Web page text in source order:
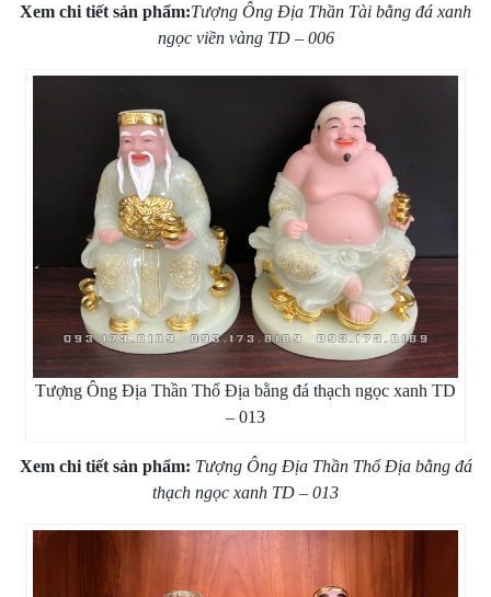
Xem chi tiết sản phẩm:Tượng Ông Địa Thần Tài bằng đá xanh
ngọc viền vàng TD – 006
Tượng Ông Địa Thần Thổ Địa bằng đá thạch ngọc xanh TD
– 013
Xem chi tiết sản phẩm: Tượng Ông Địa Thần Thổ Địa bằng đá
thạch ngọc xanh TD – 013